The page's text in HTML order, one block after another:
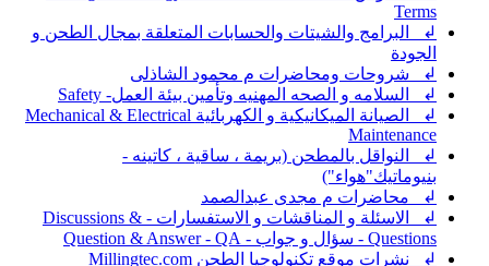
Terms
↲ البرامج والشيتات والحسابات المتعلقة بمجال الطحن و
الجودة
↲ شروحات ومحاضرات م محمود الشاذلى
↲ السلامه و الصحه المهنيه وتأمين بيئة العمل- Safety
↲ الصيانة الميكانيكية و الكهربائية Mechanical & Electrical
Maintenance
↲ النواقل بالمطحن (بريمة ، ساقية ، كاتينه -
بنيوماتيك"هواء")
↲ محاضرات م مجدى عبدالصمد
↲ الاسئلة و المناقشات و الاستفسارات - Discussions &
Questions - سؤال و جواب - Question & Answer - QA
↲ نشرات موقع تكنولوجيا الطحن Millingtec.com